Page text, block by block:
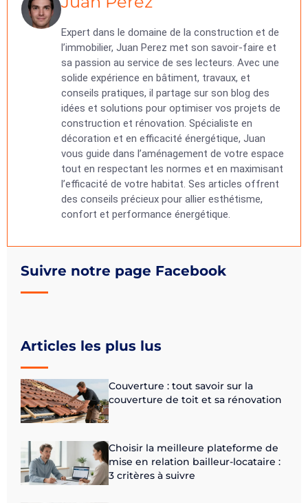
Suivre notre page Facebook
Articles les plus lus
Couverture : tout savoir sur la
couverture de toit et sa rénovation
Choisir la meilleure plateforme de
mise en relation bailleur-locataire :
3 critères à suivre
Expert dans le domaine de la construction et de
l’immobilier, Juan Perez met son savoir-faire et
sa passion au service de ses lecteurs. Avec une
solide expérience en bâtiment, travaux, et
conseils pratiques, il partage sur son blog des
idées et solutions pour optimiser vos projets de
construction et rénovation. Spécialiste en
décoration et en efficacité énergétique, Juan
vous guide dans l’aménagement de votre espace
tout en respectant les normes et en maximisant
l’efficacité de votre habitat. Ses articles offrent
des conseils précieux pour allier esthétisme,
confort et performance énergétique.